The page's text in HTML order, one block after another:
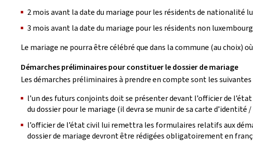
2 mois avant la date du mariage pour les résidents de nationalité
3 mois avant la date du mariage pour les résidents non
Le mariage ne pourra être célébré que dans la commune (au choix)
Démarches préliminaires pour constituer le dossier de mariage
Les démarches préliminaires à prendre en compte sont les suivantes
l’un des futurs conjoints doit se présenter devant l’officier de
du dossier pour le mariage (il devra se munir de sa carte
l’officier de l’état civil lui remettra les formulaires relatifs aux
dossier de mariage devront être rédigées obligatoirement en